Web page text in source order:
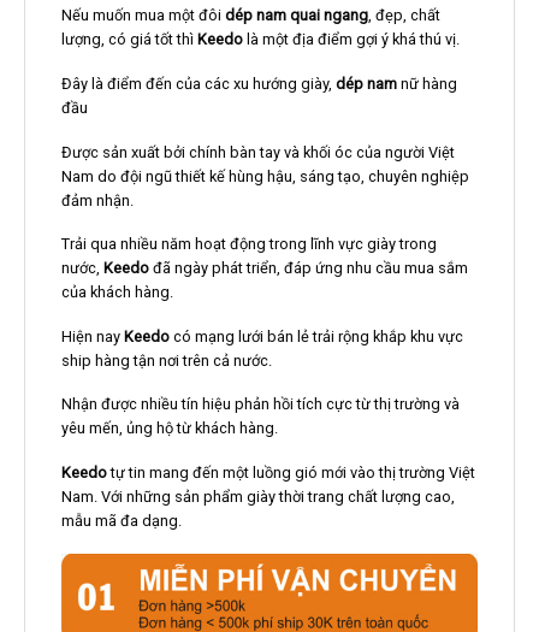
Nếu muốn mua một đôi dép nam quai ngang, đẹp, chất
lượng, có giá tốt thì Keedolà một địa điểm gợi ý khá thú vị.
Đây là điểm đến của các xu hướng giày, dép namnữ hàng
đầu
Được sản xuất bởi chính bàn tay và khối óc của người Việt
Nam do đội ngũ thiết kế hùng hậu, sáng tạo, chuyên nghiệp
đảm nhận.
Trải qua nhiều năm hoạt động trong lĩnh vực giày trong
nước, Keedođã ngày phát triển, đáp ứng nhu cầu mua sắm
của khách hàng.
Hiện nay Keedocó mạng lưới bán lẻ trải rộng khắp khu vực
ship hàng tận nơi trên cả nước.
Nhận được nhiều tín hiệu phản hồi tích cực từ thị trường và
yêu mến, ủng hộ từ khách hàng.
Keedotự tin mang đến một luồng gió mới vào thị trường Việt
Nam. Với những sản phẩm giày thời trang chất lượng cao,
mẫu mã đa dạng.